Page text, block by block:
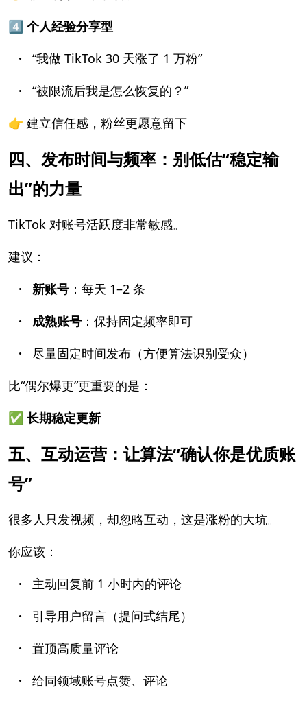
4️⃣ 个人经验分享型
·
“我做 TikTok 30 天涨了 1 万粉”
· “被限流后我是怎么恢复的？”
👉 建立信任感，粉丝更愿意留下
四、发布时间与频率：别低估“稳定输
出”的力量
TikTok 对账号活跃度非常敏感。
建议：
· 新账号 ：每天 1–2 条
· 成熟账号 ：保持固定频率即可
·
尽量固定时间发布（方便算法识别受众）
比“偶尔爆更”更重要的是：
✅ 长期稳定更新
五、互动运营：让算法“确认你是优质账
号”
很多人只发视频，却忽略互动，这是涨粉的大坑。
你应该：
· 主动回复前 1 小时内的评论
·
引导用户留言（提问式结尾）
· 置顶高质量评论
·
给同领域账号点赞、评论